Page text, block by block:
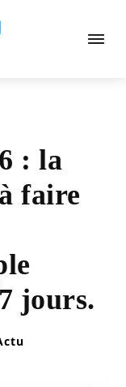
: la
faire
jours.